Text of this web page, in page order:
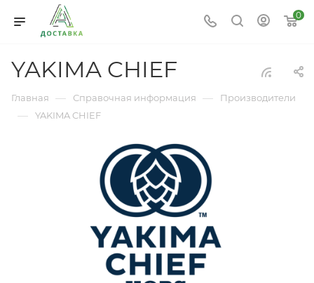
0
YAKIMA CHIEF
Главная — Справочная информация — Производители
— YAKIMA CHIEF